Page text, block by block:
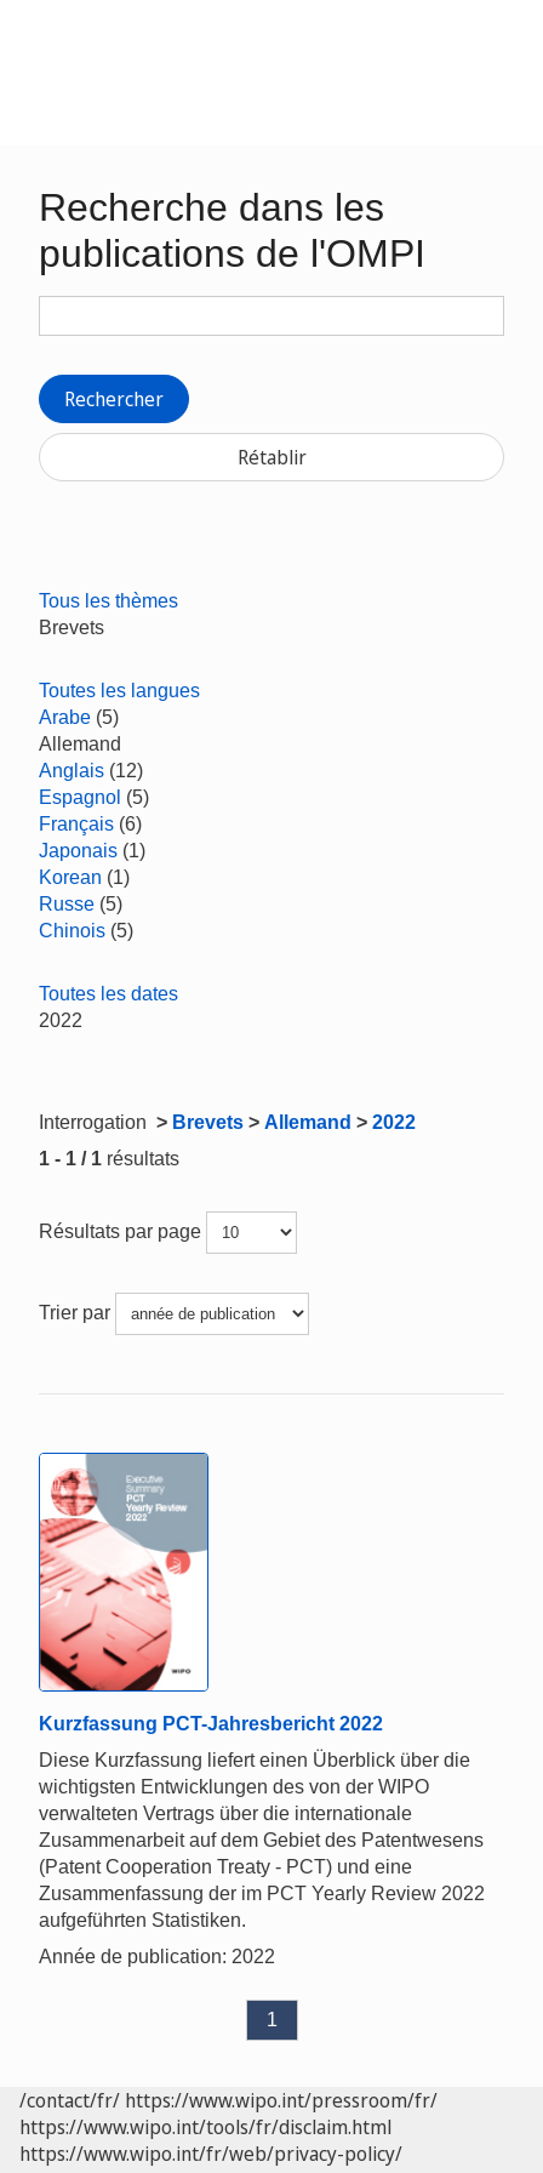
Recherche dans les
publications de l'OMPI
Rechercher
Rétablir
Tous les thèmes
Brevets
Toutes les langues
Arabe (5)
Allemand
Anglais (12)
Espagnol (5)
Français (6)
Japonais (1)
Korean (1)
Russe (5)
Chinois (5)
Toutes les dates
2022
Interrogation > Brevets > Allemand > 2022
1 - 1 / 1 résultats
Résultats par page
Trier par
Kurzfassung PCT-Jahresbericht 2022
Diese Kurzfassung liefert einen Überblick über die
wichtigsten Entwicklungen des von der WIPO
verwalteten Vertrags über die internationale
Zusammenarbeit auf dem Gebiet des Patentwesens
(Patent Cooperation Treaty - PCT) und eine
Zusammenfassung der im PCT Yearly Review 2022
aufgeführten Statistiken.
Année de publication: 2022
1
/contact/fr/ https://www.wipo.int/pressroom/fr/
https://www.wipo.int/tools/fr/disclaim.html
https://www.wipo.int/fr/web/privacy-policy/